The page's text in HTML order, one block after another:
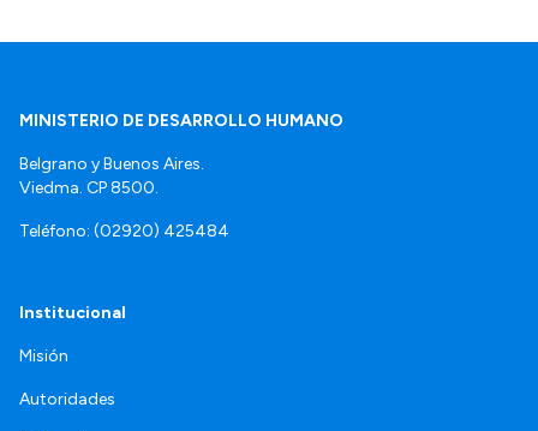
MINISTERIO DE DESARROLLO HUMANO
Belgrano y Buenos Aires.
Viedma. CP 8500.
Teléfono: (02920) 425484
Institucional
Misión
Autoridades